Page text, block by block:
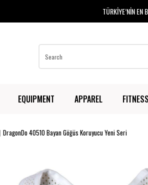
TÜRKİYE’NİN
EQUIPMENT APPAREL FITNESS
DragonDo 40510 Bayan Göğüs Koruyucu Yeni Seri